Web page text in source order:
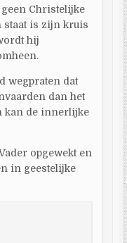
geen Christelijke
staat is zijn kruis
hij
wegpraten dat
dan het
kan de innerlijke
opgewekt en
in geestelijke